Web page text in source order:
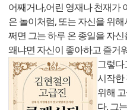
어째거나,어린 영재나 천재가
은 놀이처럼, 또는 자신을 위
쩌면 그는 하루 온 종일을 자
왜냐면 자신이 좋아하고 즐거
그렇다
시작한
위해
다. 그